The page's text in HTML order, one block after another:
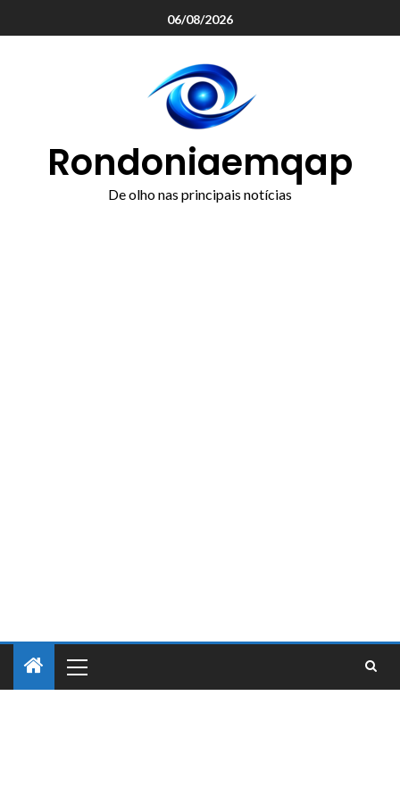
06/08/2026
Rondoniaemqap
De olho nas principais notícias